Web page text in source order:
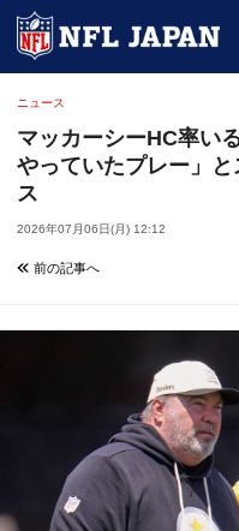
ニュース
マッカーシーHC率い
やっていたプレー」
ス
2026年07月06日(月) 12:12
前の記事へ